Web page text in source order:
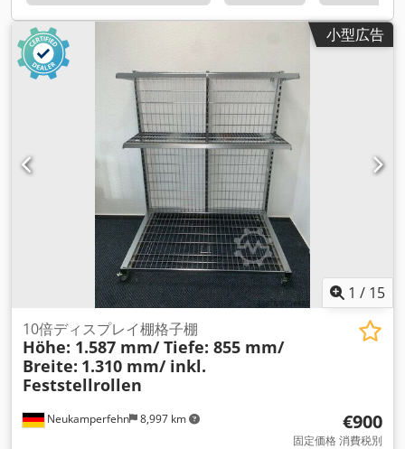
小型広告
1 / 15
Neukamperfehn 8,997 km
10倍ディスプレイ棚格子棚
Höhe: 1.587 mm/ Tiefe: 855 mm/
Breite: 1.310 mm/ inkl.
Feststellrollen
€900
固定価格 消費税別